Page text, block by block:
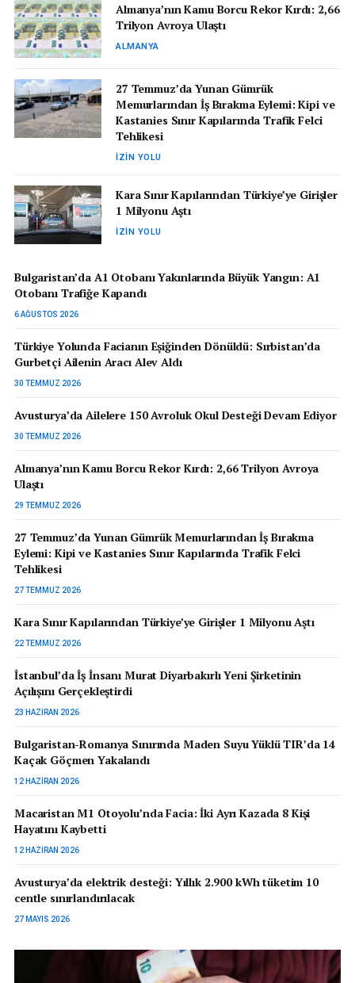
Almanya’nın Kamu Borcu Rekor Kırdı: 2,66
Trilyon Avroya Ulaştı
ALMANYA
27 Temmuz’da Yunan Gümrük
Memurlarından İş Bırakma Eylemi: Kipi ve
Kastanies Sınır Kapılarında Trafik Felci
Tehlikesi
İZIN YOLU
Kara Sınır Kapılarından Türkiye’ye Girişler
1 Milyonu Aştı
İZIN YOLU
Bulgaristan’da A1 Otobanı Yakınlarında Büyük Yangın: A1
Otobanı Trafiğe Kapandı
6 AĞUSTOS 2026
Türkiye Yolunda Facianın Eşiğinden Dönüldü: Sırbistan’da
Gurbetçi Ailenin Aracı Alev Aldı
30 TEMMUZ 2026
Avusturya’da Ailelere 150 Avroluk Okul Desteği Devam Ediyor
30 TEMMUZ 2026
Almanya’nın Kamu Borcu Rekor Kırdı: 2,66 Trilyon Avroya
Ulaştı
29 TEMMUZ 2026
27 Temmuz’da Yunan Gümrük Memurlarından İş Bırakma
Eylemi: Kipi ve Kastanies Sınır Kapılarında Trafik Felci
Tehlikesi
27 TEMMUZ 2026
Kara Sınır Kapılarından Türkiye’ye Girişler 1 Milyonu Aştı
22 TEMMUZ 2026
İstanbul’da İş İnsanı Murat Diyarbakırlı Yeni Şirketinin
Açılışını Gerçekleştirdi
23 HAZIRAN 2026
Bulgaristan-Romanya Sınırında Maden Suyu Yüklü TIR’da 14
Kaçak Göçmen Yakalandı
12 HAZIRAN 2026
Macaristan M1 Otoyolu’nda Facia: İki Ayrı Kazada 8 Kişi
Hayatını Kaybetti
12 HAZIRAN 2026
Avusturya’da elektrik desteği: Yıllık 2.900 kWh tüketim 10
centle sınırlandırılacak
27 MAYIS 2026